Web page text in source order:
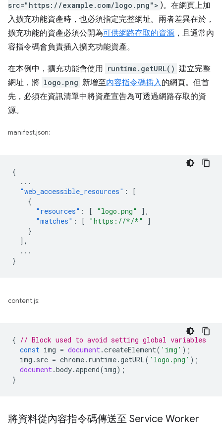
src="https://example.com/logo.png"> )。在網頁上加
入擴充功能資產時，也必須指定完整網址。兩者差異在於，
擴充功能的資產必須公開為可供網路存取的資源 ，且通常內
容指令碼會負責插入擴充功能資產。
在本例中，擴充功能會使用 runtime.getURL() 建立完整
網址，將 logo.png 新增至內容指令碼插入的網頁。但首
先，必須在資訊清單中將資產宣告為可透過網路存取的資
源。
manifest.json:
{
...
"web_accessible_resources" :
[
{
"resources" : [ "logo.png"
],
"matches" : [ "https://*/*"
]
}
],
...
}
content.js:
{ // Block used to avoid setting global variables
const img = document.createElement( 'img' );
img . src = chrome. runtime.getURL( 'logo.png' );
document.body.append(img);
}
將資料從內容指令碼傳送至 Service Worker